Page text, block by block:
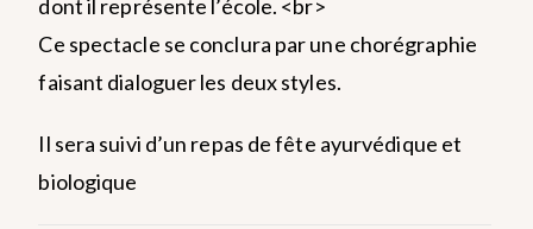
dont il représente l’école. <br>
Ce spectacle se conclura par une chorégraphie
faisant dialoguer les deux styles.
Il sera suivi d’un repas de fête ayurvédique et
biologique